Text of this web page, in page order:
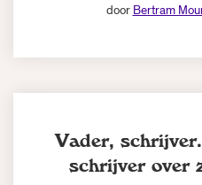
door Bertram
Vader,
schrijver over